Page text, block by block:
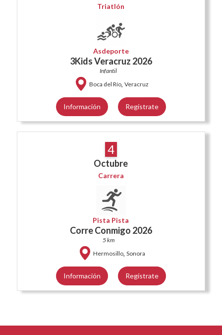
Triatlón
Asdeporte
3Kids Veracruz 2026
Infantil
Boca del Río, Veracruz
Información Regístrate
4
Octubre
Carrera
Pista Pista
Corre Conmigo 2026
5 km
Hermosillo, Sonora
Información Regístrate